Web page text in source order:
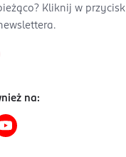
Kliknij w przycisk
na: